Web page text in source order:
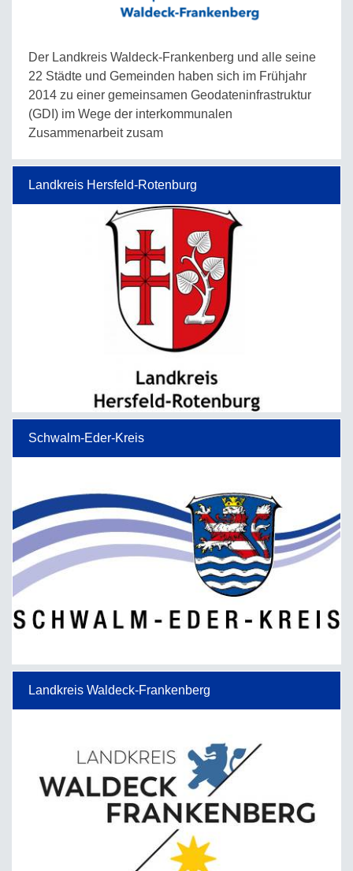
Der Landkreis Waldeck-Frankenberg und alle seine
22 Städte und Gemeinden haben sich im Frühjahr
2014 zu einer gemeinsamen Geodateninfrastruktur
(GDI) im Wege der interkommunalen
Zusammenarbeit zusam
Landkreis Hersfeld-Rotenburg
Schwalm-Eder-Kreis
Landkreis Waldeck-Frankenberg